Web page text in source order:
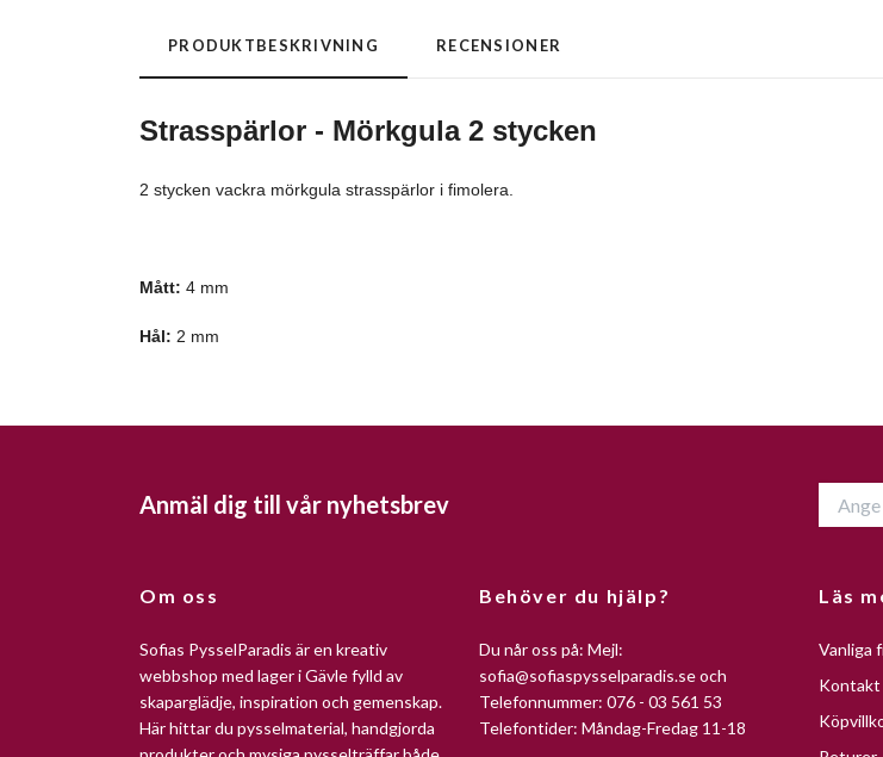
PRODUKTBESKRIVNING RECENSIONER
Strasspärlor - Mörkgula 2 stycken
2 stycken vackra mörkgula strasspärlor i fimolera.
Mått: 4 mm
Hål: 2 mm
Anmäl dig till vår nyhetsbrev
Om oss
Sofias PysselParadis är en kreativ
webbshop med lager i Gävle fylld av
skaparglädje, inspiration och gemenskap.
Här hittar du pysselmaterial, handgjorda
Behöver du hjälp?
Du når oss på: Mejl:
sofia@sofiaspysselparadis.seoch
Telefonnummer: 076 - 03 561 53
Telefontider: Måndag-Fredag 11-18
Läs
Vanliga
Kontakt